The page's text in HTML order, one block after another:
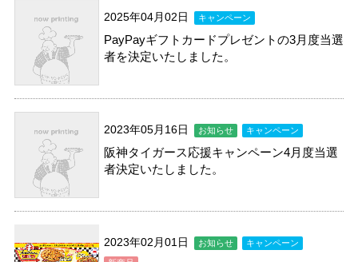
2025年04月02日 キャンペーン
PayPayギフトカードプレゼントの3月度当選
者を決定いたしました。
2023年05月16日 お知らせ キャンペーン
阪神タイガース応援キャンペーン4月度当選
者決定いたしました。
2023年02月01日 お知らせ キャンペーン